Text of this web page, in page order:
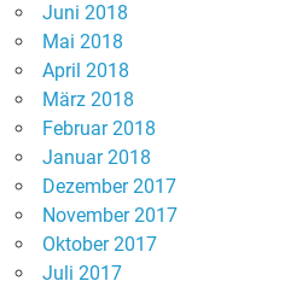
Juni 2018
Mai 2018
April 2018
März 2018
Februar 2018
Januar 2018
Dezember 2017
November 2017
Oktober 2017
Juli 2017